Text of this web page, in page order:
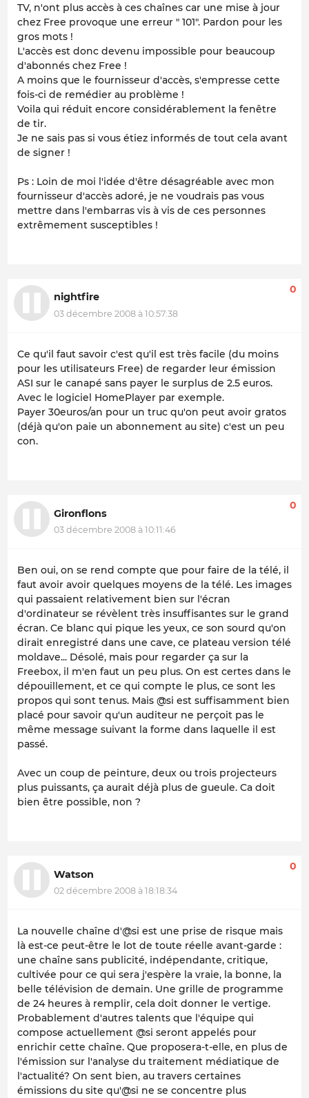
TV, n'ont plus accès à ces chaînes car une mise à jour
chez Free provoque une erreur " 101". Pardon pour les
gros mots !
L'accès est donc devenu impossible pour beaucoup
d'abonnés chez Free !
A moins que le fournisseur d'accès, s'empresse cette
fois-ci de remédier au problème !
Voila qui réduit encore considérablement la fenêtre
de tir.
Je ne sais pas si vous étiez informés de tout cela avant
de signer !
Ps : Loin de moi l'idée d'être désagréable avec mon
fournisseur d'accès adoré, je ne voudrais pas vous
mettre dans l'embarras vis à vis de ces personnes
extrêmement susceptibles !
nightfire
03 décembre 2008 à 10:57:38
0
Ce qu'il faut savoir c'est qu'il est très facile (du moins
pour les utilisateurs Free) de regarder leur émission
ASI sur le canapé sans payer le surplus de 2.5 euros.
Avec le logiciel HomePlayer par exemple.
Payer 30euros/an pour un truc qu'on peut avoir gratos
(déjà qu'on paie un abonnement au site) c'est un peu
con.
Gironflons
03 décembre 2008 à 10:11:46
0
Ben oui, on se rend compte que pour faire de la télé, il
faut avoir avoir quelques moyens de la télé. Les images
qui passaient relativement bien sur l'écran
d'ordinateur se révèlent très insuffisantes sur le grand
écran. Ce blanc qui pique les yeux, ce son sourd qu'on
dirait enregistré dans une cave, ce plateau version télé
moldave... Désolé, mais pour regarder ça sur la
Freebox, il m'en faut un peu plus. On est certes dans le
dépouillement, et ce qui compte le plus, ce sont les
propos qui sont tenus. Mais @si est suffisamment bien
placé pour savoir qu'un auditeur ne perçoit pas le
même message suivant la forme dans laquelle il est
passé.
Avec un coup de peinture, deux ou trois projecteurs
plus puissants, ça aurait déjà plus de gueule. Ca doit
bien être possible, non ?
Watson
02 décembre 2008 à 18:18:34
0
La nouvelle chaîne d'@si est une prise de risque mais
là est-ce peut-être le lot de toute réelle avant-garde :
une chaîne sans publicité, indépendante, critique,
cultivée pour ce qui sera j'espère la vraie, la bonne, la
belle télévision de demain. Une grille de programme
de 24 heures à remplir, cela doit donner le vertige.
Probablement d'autres talents que l'équipe qui
compose actuellement @si seront appelés pour
enrichir cette chaîne. Que proposera-t-elle, en plus de
l'émission sur l'analyse du traitement médiatique de
l'actualité? On sent bien, au travers certaines
émissions du site qu'@si ne se concentre plus